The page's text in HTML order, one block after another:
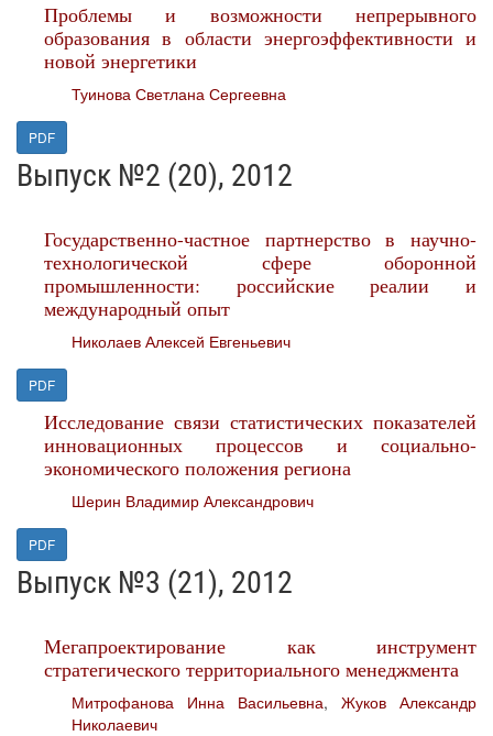
Проблемы и возможности непрерывного
образования в области энергоэффективности и
новой энергетики
Туинова Светлана Сергеевна
PDF
Выпуск №2 (20), 2012
Государственно-частное партнерство в научно-
технологической сфере оборонной
промышленности: российские реалии и
международный опыт
Николаев Алексей Евгеньевич
PDF
Исследование связи статистических показателей
инновационных процессов и социально-
экономического положения региона
Шерин Владимир Александрович
PDF
Выпуск №3 (21), 2012
Мегапроектирование как инструмент
стратегического территориального менеджмента
Митрофанова Инна Васильевна, Жуков Александр
Николаевич